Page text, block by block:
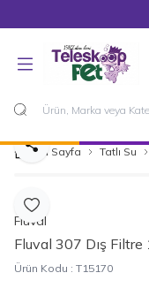
Ana Sayfa Tatlı Su
Favoriye Ekle
Paylaş
Fluval
Fluval 307 Dış
Ürün Kodu : T15170